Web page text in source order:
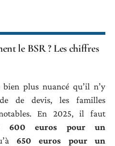
le BSR ? Les chiffres
bien plus nuancé qu’il n’y
de devis, les familles
En 2025, il faut
600 euros pour un
650 euros pour un